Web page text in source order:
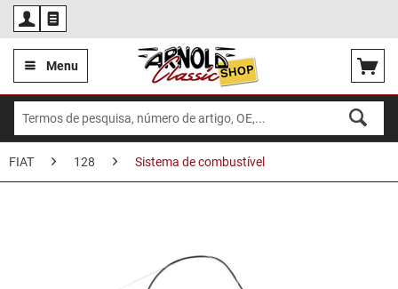
Menu
FIAT 128 Sistema de combustível